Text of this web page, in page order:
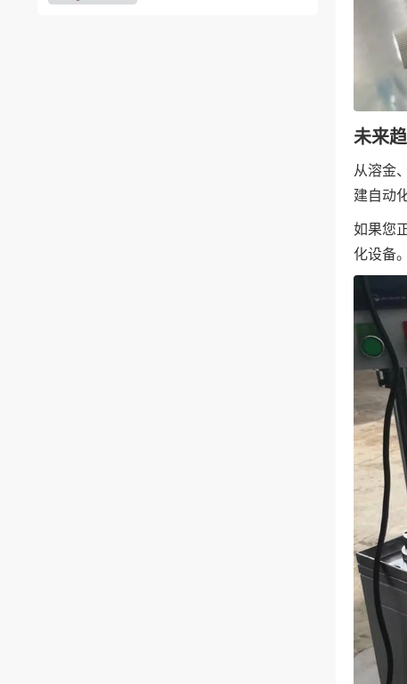
未来
从溶金
建自动
如果您
化设备。